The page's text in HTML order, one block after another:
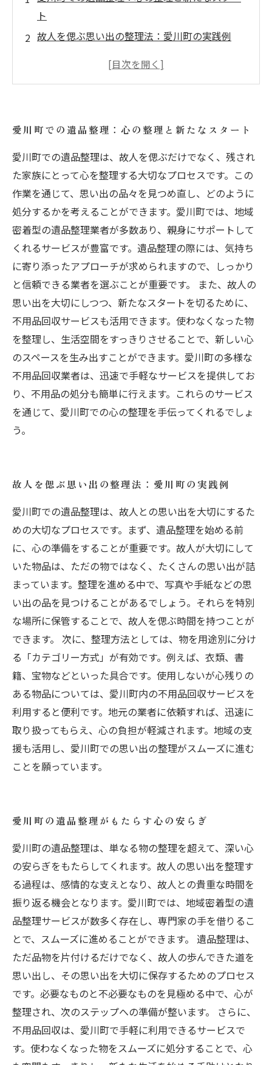
ト
故人を偲ぶ思い出の整理法：愛川町の実践例
愛川町の遺品整理がもたらす心の安らぎ
ドバイス
地域に寄り添う不用品回収サービスの選び方
愛川町の遺品整理と不用品回収：心温まる体験
談
愛川町での遺品整理：心の整理と新たなスタート
愛川町での遺品整理は、故人を偲ぶだけでなく、残され
た家族にとって心を整理する大切なプロセスです。この
作業を通じて、思い出の品々を見つめ直し、どのように
処分するかを考えることができます。愛川町では、地域
密着型の遺品整理業者が多数あり、親身にサポートして
くれるサービスが豊富です。遺品整理の際には、気持ち
に寄り添ったアプローチが求められますので、しっかり
と信頼できる業者を選ぶことが重要です。 また、故人の
思い出を大切にしつつ、新たなスタートを切るために、
不用品回収サービスも活用できます。使わなくなった物
を整理し、生活空間をすっきりさせることで、新しい心
のスペースを生み出すことができます。愛川町の多様な
不用品回収業者は、迅速で手軽なサービスを提供してお
り、不用品の処分も簡単に行えます。これらのサービス
を通じて、愛川町での心の整理を手伝ってくれるでしょ
う。
故人を偲ぶ思い出の整理法：愛川町の実践例
愛川町での遺品整理は、故人との思い出を大切にするた
めの大切なプロセスです。まず、遺品整理を始める前
に、心の準備をすることが重要です。故人が大切にして
いた物品は、ただの物ではなく、たくさんの思い出が詰
まっています。整理を進める中で、写真や手紙などの思
い出の品を見つけることがあるでしょう。それらを特別
な場所に保管することで、故人を偲ぶ時間を持つことが
できます。 次に、整理方法としては、物を用途別に分け
る「カテゴリー方式」が有効です。例えば、衣類、書
籍、宝物などといった具合です。使用しないが心残りの
ある物品については、愛川町内の不用品回収サービスを
利用すると便利です。地元の業者に依頼すれば、迅速に
取り扱ってもらえ、心の負担が軽減されます。地域の支
援も活用し、愛川町での思い出の整理がスムーズに進む
ことを願っています。
愛川町の遺品整理がもたらす心の安らぎ
愛川町の遺品整理は、単なる物の整理を超えて、深い心
の安らぎをもたらしてくれます。故人の思い出を整理す
る過程は、感情的な支えとなり、故人との貴重な時間を
振り返る機会となります。愛川町では、地域密着型の遺
品整理サービスが数多く存在し、専門家の手を借りるこ
とで、スムーズに進めることができます。 遺品整理は、
ただ品物を片付けるだけでなく、故人の歩んできた道を
思い出し、その思い出を大切に保存するためのプロセス
です。必要なものと不必要なものを見極める中で、心が
整理され、次のステップへの準備が整います。 さらに、
不用品回収は、愛川町で手軽に利用できるサービスで
す。使わなくなった物をスムーズに処分することで、心